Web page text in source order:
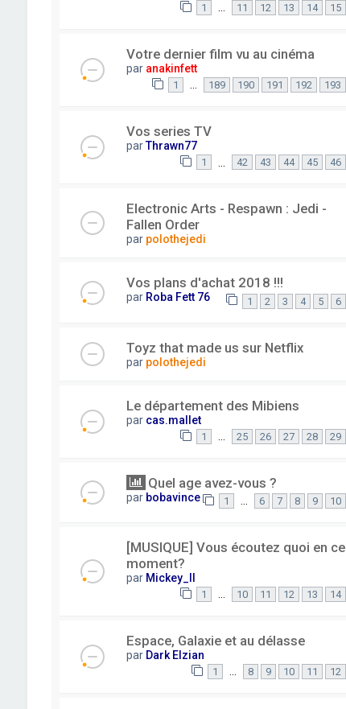
1 11 12 13 14 15
Votre dernier film vu au cinéma
par anakinfett
1 … 189 190 191 192 193
Vos series TV
parThrawn77
1 42 43 44 45 46
Electronic Arts - Respawn : Jedi -
Fallen Order
par polothejedi
Vos plans d'achat 2018 !!!
par Roba Fett 76 1 2 3 4 5 6
Toyz that made us sur Netflix
par polothejedi
Le département des Mibiens
par cas.mallet
1 25 26 27 28 29
Quel age avez-vous ?
par bobavince 1 6 7 8 9 10
[MUSIQUE] Vous écoutez quoi en ce
moment?
par Mickey_II
1 … 10 11 12 13 14
Espace, Galaxie et au délasse
par Dark Elzian
1 … 8 9 10 11 12